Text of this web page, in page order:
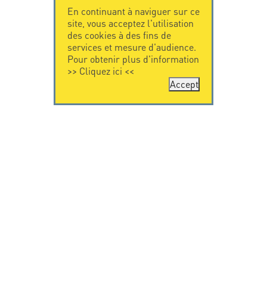
En continuant à naviguer sur ce
site, vous acceptez l'utilisation
des cookies à des fins de
services et mesure d'audience.
Pour obtenir plus d'information
>> Cliquez ici <<
Accept